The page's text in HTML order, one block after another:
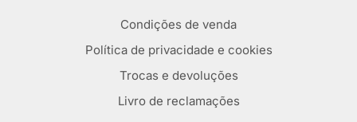
Condições de venda
Política de privacidade e cookies
Trocas e devoluções
Livro de reclamações